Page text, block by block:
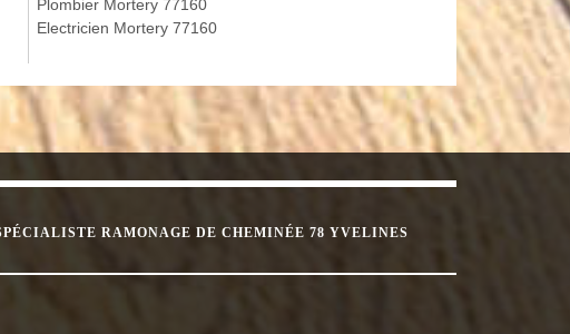
Plombier Mortery 77160
Electricien Mortery 77160
RAMONAGE DE CHEMINÉE 78 YVELINES